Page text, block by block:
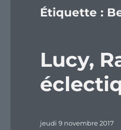
Étiquette :
Lucy,
Publié
jeudi 9 novembre 2017